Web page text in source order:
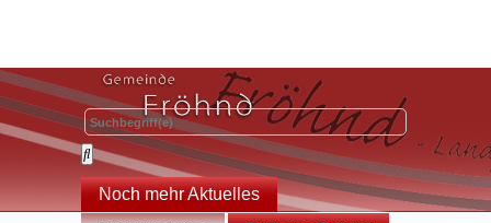
Noch mehr Aktuelles